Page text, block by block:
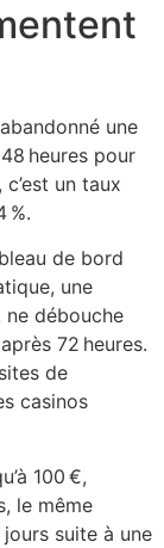
une
heures pour
un taux
%.
de bord
une
ne débouche
72 heures.
de
casinos
100 €,
le même
suite à une